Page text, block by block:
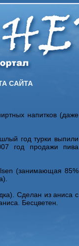
САЙТА
напитков (даже
год турки выпили
год продажи пива
(занимающая 85%
Сделан из аниса с
Бесцветен.